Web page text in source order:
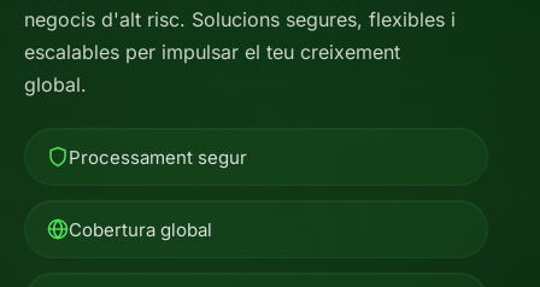
negocis d'alt risc. Solucions segures, flexibles i
escalables per impulsar el teu creixement
global.
Processament segur
Cobertura global